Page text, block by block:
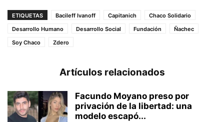
ETIQUETAS Bacileff Ivanoff Capitanich
Chaco Solidario
Desarrollo Humano
Desarrollo Social Fundación
Ñachec
Soy Chaco
Zdero
Artículos relacionados
Facundo Moyano preso por
privación de la libertad: una
modelo escapó...